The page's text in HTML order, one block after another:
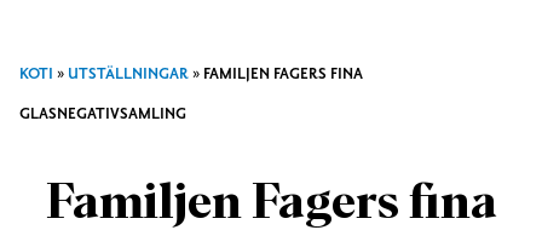
KOTI » UTSTÄLLNINGAR» FAMILJEN FAGERS FINA
GLASNEGATIVSAMLING
Familjen Fagers fina